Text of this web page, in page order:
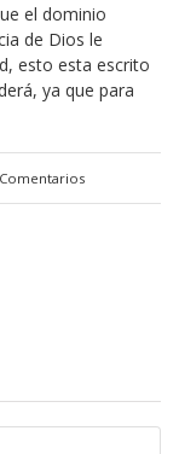
el dominio
de Dios le
esto esta escrito
ya que para